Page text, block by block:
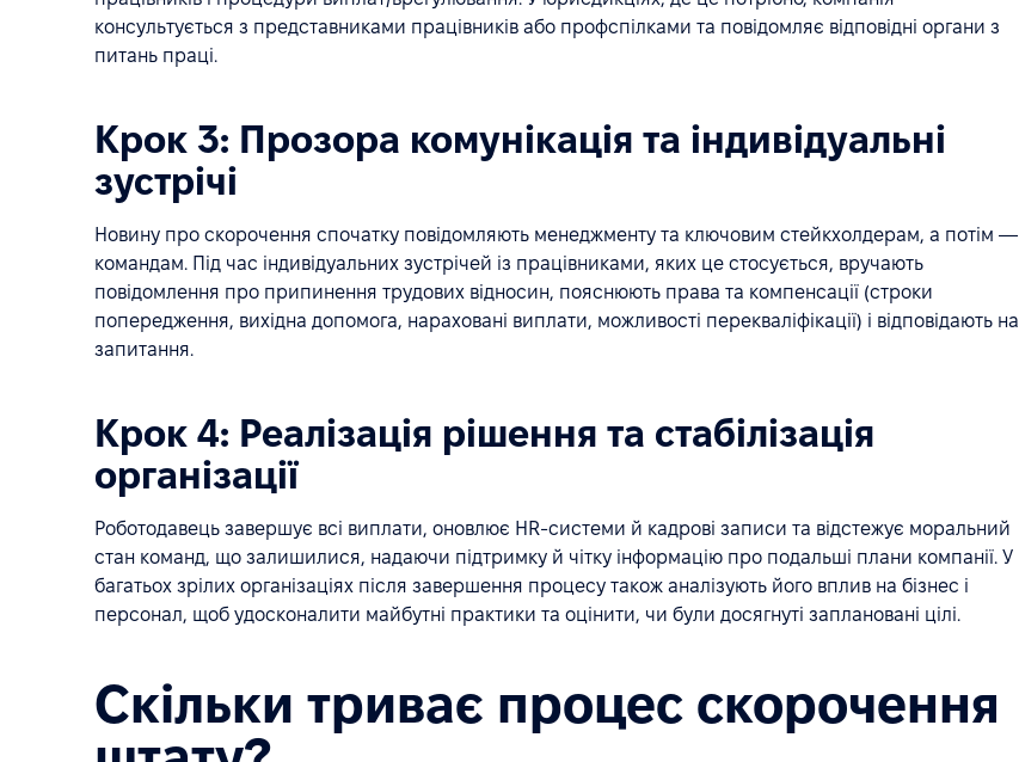
консультується з представниками працівників або профспілками та повідомляє відповідні органи з
питань праці.
Крок 3: Прозора комунікація та індивідуальні
зустрічі
Новину про скорочення спочатку повідомляють менеджменту та ключовим стейкхолдерам, а потім —
командам. Під час індивідуальних зустрічей із працівниками, яких це стосується, вручають
повідомлення про припинення трудових відносин, пояснюють права та компенсації (строки
попередження, вихідна допомога, нараховані виплати, можливості перекваліфікації) і відповідають на
запитання.
Крок 4: Реалізація рішення та стабілізація
організації
Роботодавець завершує всі виплати, оновлює HR-системи й кадрові записи та відстежує моральний
стан команд, що залишилися, надаючи підтримку й чітку інформацію про подальші плани компанії. У
багатьох зрілих організаціях після завершення процесу також аналізують його вплив на бізнес і
персонал, щоб удосконалити майбутні практики та оцінити, чи були досягнуті заплановані цілі.
Скільки триває процес скорочення